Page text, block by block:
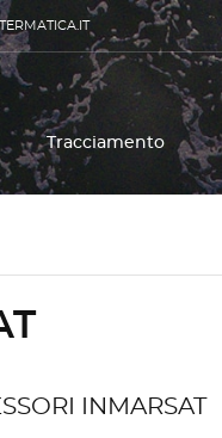
Tracciamento
INMARSAT